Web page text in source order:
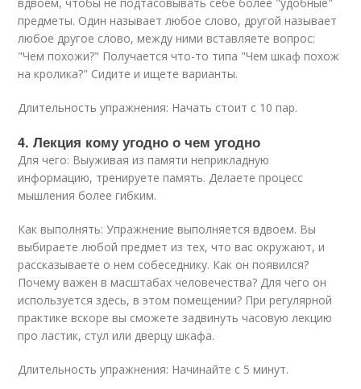
предметы. Один называет любое слово, другой называет
любое другое слово, между ними вставляете вопрос:
"Чем похожи?" Получается что-то типа "Чем шкаф похож
на кролика?" Сидите и ищете варианты.
Длительность упражнения: Начать стоит с 10 пар.
4. Лекция кому угодно о чем угодно
Для чего: Выуживая из памяти неприкладную
информацию, тренируете память. Делаете процесс
мышления более гибким.
Как выполнять: Упражнение выполняется вдвоем. Вы
выбираете любой предмет из тех, что вас окружают, и
рассказываете о нем собеседнику. Как он появился?
Почему важен в масштабах человечества? Для чего он
используется здесь, в этом помещении? При регулярной
практике вскоре вы сможете задвинуть часовую лекцию
про ластик, стул или дверцу шкафа.
Длительность упражнения: Начинайте с 5 минут.